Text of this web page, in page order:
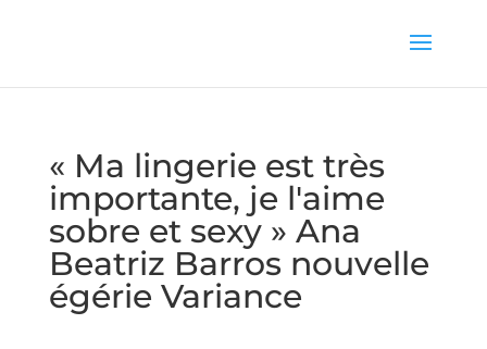
« Ma lingerie est très
importante, je l'aime
sobre et sexy » Ana
Beatriz Barros nouvelle
égérie Variance